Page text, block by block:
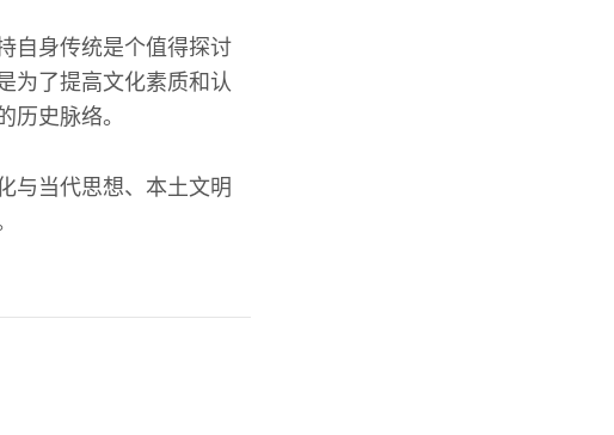
自身传统是个值得探讨
为了提高文化素质和认
历史脉络。
与当代思想、本土文明